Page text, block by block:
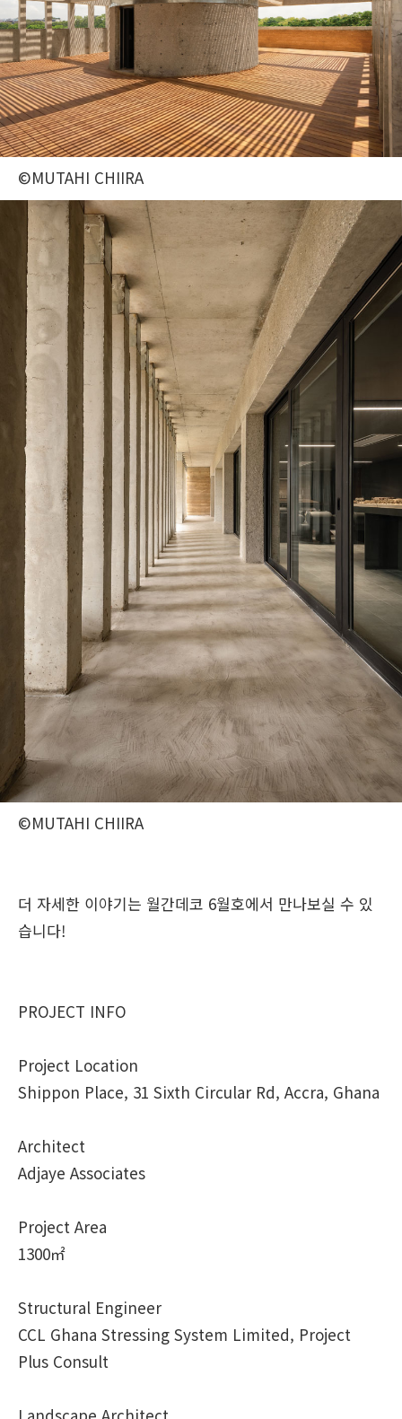
©MUTAHI CHIIRA
©MUTAHI CHIIRA
더 자세한 이야기는 월간데코 6월호에서 만나보실 수 있
습니다!
PROJECT INFO
Project Location
Shippon Place, 31 Sixth Circular Rd, Accra, Ghana
Architect
Adjaye Associates
Project Area
1300㎡
Structural Engineer
CCL Ghana Stressing System Limited, Project
Plus Consult